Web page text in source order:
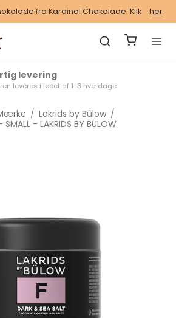
fra Kardinal Chokolade. Klik her
levering
leveres i løbet af 1-3 hverdage
/ Lakrids by Bülow /
SMALL - LAKRIDS BY BÜLOW